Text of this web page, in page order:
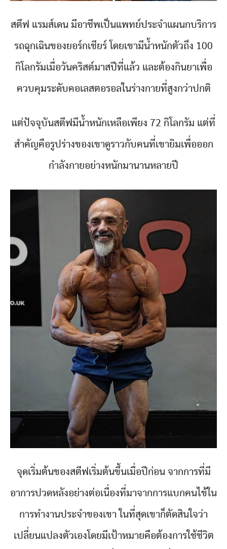
สตีฟ แรมส์เดน มีอาชีพเป็นแพทย์ประจำแผนกบริการ
รถฉุกเฉินของยอร์กเชียร์ โดยเขามีน้ำหนักตัวถึง 100
กิโลกรัมเมื่อวันคริสต์มาสปีที่แล้ว และต้องกินยาเพื่อ
ควบคุมระดับคอเลสตอรอลในร่างกายที่สูงกว่าปกติ
แต่ปัจจุบันสตีฟมีน้ำหนักเหลือเพียง 72 กิโลกรัม แต่ที่
สำคัญคือรูปร่างของเขาดูราวกับคนที่เขายิมเพื่อออก
กำลังกายอย่างหนักมานานหลายปี
จุดเริ่มต้นของสตีฟเริ่มต้นขึ้นเมื่อปีก่อน จากการที่มี
อาการปวดหลังอย่างต่อเนื่องที่มาจากการแบกคนไข้ใน
การทำงานประจำของเขา ในที่สุดเขาก็ตัดสินใจว่า
เปลี่ยนแปลงตัวเองโดยมีเป้าหมายคือต้องการใช้ชีวิต